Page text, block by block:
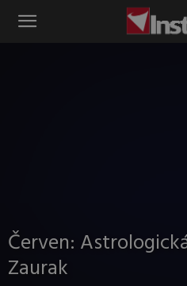
Instinkt
Červen:
Zaurak